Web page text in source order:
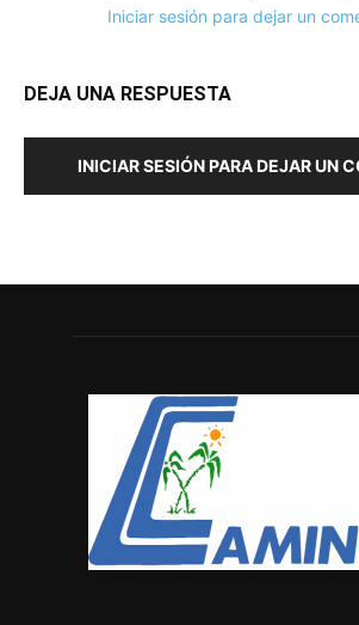
Iniciar sesión para dejar un
DEJA UNA RESPUESTA
INICIAR SESIÓN PARA DEJAR UN